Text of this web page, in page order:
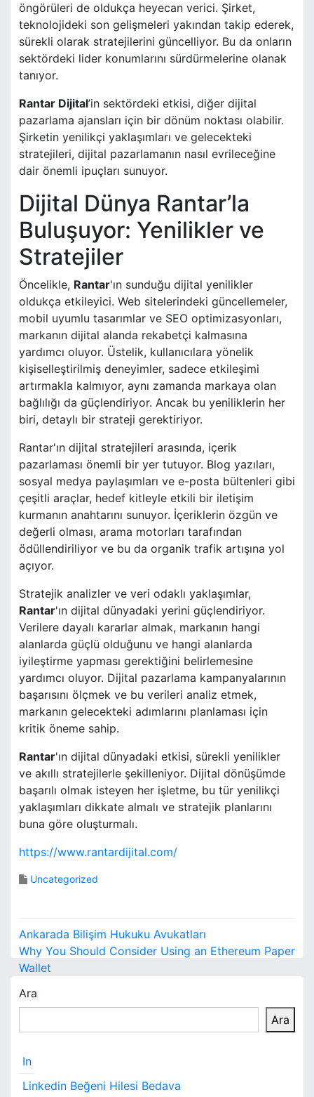
öngörüleri de oldukça heyecan verici. Şirket,
teknolojideki son gelişmeleri yakından takip ederek,
sürekli olarak stratejilerini güncelliyor. Bu da onların
sektördeki lider konumlarını sürdürmelerine olanak
tanıyor.
Rantar Dijital’in sektördeki etkisi, diğer dijital
pazarlama ajansları için bir dönüm noktası olabilir.
Şirketin yenilikçi yaklaşımları ve gelecekteki
stratejileri, dijital pazarlamanın nasıl evrileceğine
dair önemli ipuçları sunuyor.
Dijital Dünya Rantar’la
Buluşuyor: Yenilikler ve
Stratejiler
Öncelikle, Rantar'ın sunduğu dijital yenilikler
oldukça etkileyici. Web sitelerindeki güncellemeler,
mobil uyumlu tasarımlar ve SEO optimizasyonları,
markanın dijital alanda rekabetçi kalmasına
yardımcı oluyor. Üstelik, kullanıcılara yönelik
kişiselleştirilmiş deneyimler, sadece etkileşimi
artırmakla kalmıyor, aynı zamanda markaya olan
bağlılığı da güçlendiriyor. Ancak bu yeniliklerin her
biri, detaylı bir strateji gerektiriyor.
Rantar'ın dijital stratejileri arasında, içerik
pazarlaması önemli bir yer tutuyor. Blog yazıları,
sosyal medya paylaşımları ve e-posta bültenleri gibi
çeşitli araçlar, hedef kitleyle etkili bir iletişim
kurmanın anahtarını sunuyor. İçeriklerin özgün ve
değerli olması, arama motorları tarafından
ödüllendiriliyor ve bu da organik trafik artışına yol
açıyor.
Stratejik analizler ve veri odaklı yaklaşımlar,
Rantar'ın dijital dünyadaki yerini güçlendiriyor.
Verilere dayalı kararlar almak, markanın hangi
alanlarda güçlü olduğunu ve hangi alanlarda
iyileştirme yapması gerektiğini belirlemesine
yardımcı oluyor. Dijital pazarlama kampanyalarının
başarısını ölçmek ve bu verileri analiz etmek,
markanın gelecekteki adımlarını planlaması için
kritik öneme sahip.
Rantar'ın dijital dünyadaki etkisi, sürekli yenilikler
ve akıllı stratejilerle şekilleniyor. Dijital dönüşümde
başarılı olmak isteyen her işletme, bu tür yenilikçi
yaklaşımları dikkate almalı ve stratejik planlarını
buna göre oluşturmalı.
https://www.rantardijital.com/
Uncategorized
Y
a
z
ı
g
e
z
Ankarada Bilişim Hukuku Avukatları
Why You Should Consider Using an Ethereum Paper
Wallet
Ara
Ara
In
Linkedin Beğeni Hilesi Bedava